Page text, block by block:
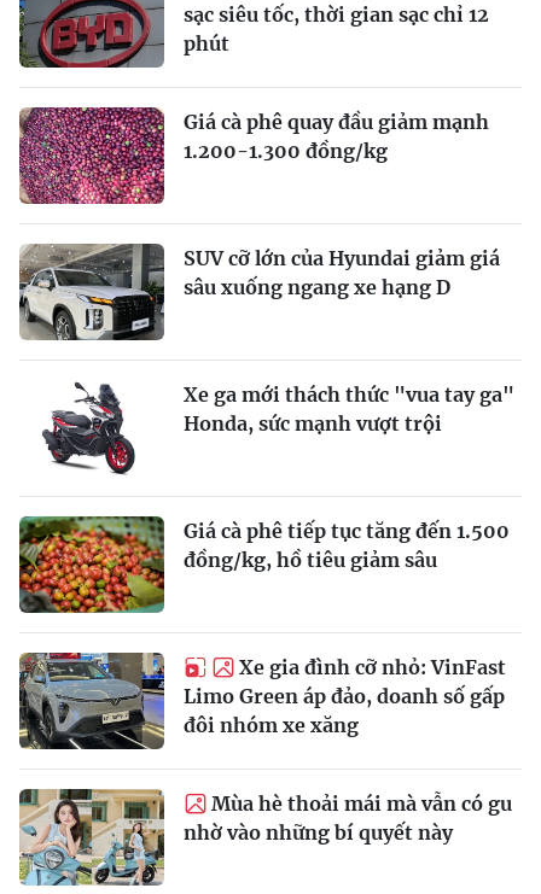
sạc siêu tốc, thời gian sạc chỉ 12
phút
Giá cà phê quay đầu giảm mạnh
1.200-1.300 đồng/kg
SUV cỡ lớn của Hyundai giảm giá
sâu xuống ngang xe hạng D
Xe ga mới thách thức "vua tay ga"
Honda, sức mạnh vượt trội
Giá cà phê tiếp tục tăng đến 1.500
đồng/kg, hồ tiêu giảm sâu
Xe gia đình cỡ nhỏ: VinFast
Limo Green áp đảo, doanh số gấp
đôi nhóm xe xăng
Mùa hè thoải mái mà vẫn có gu
nhờ vào những bí quyết này